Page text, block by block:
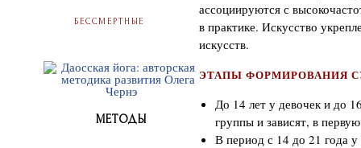
Бессмертные
МЕТОДЫ
ассоциируются с
в практике. Искусство
искусств.
ЭТАПЫ ФОРМИРОВАНИЯ
До 14 лет у девочек и до
группы и зависят, в
В период с 14 до 21 года